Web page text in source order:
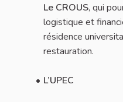
Le CROUS, qui
logistique et
résidence
restauration.
L’UPEC